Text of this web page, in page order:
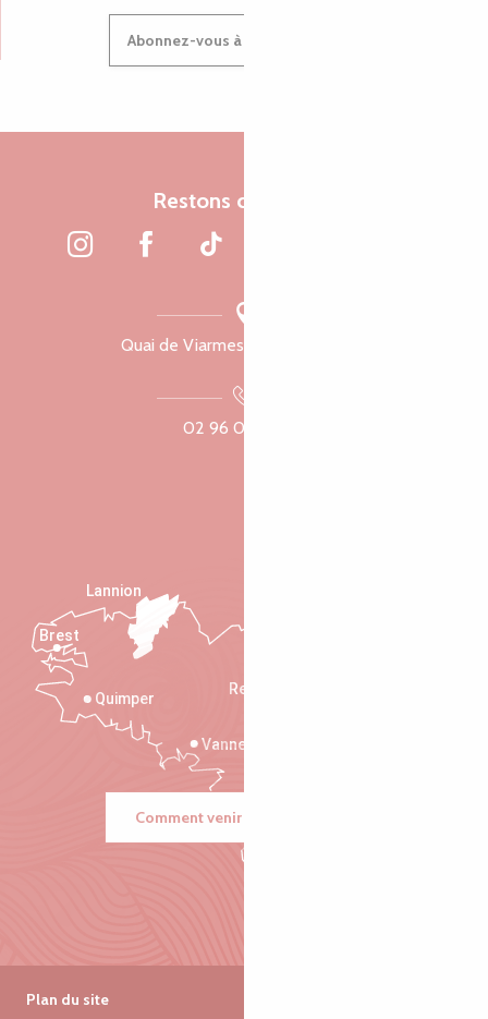
Abonnez-vous à notre newsletter
Restons connectés
Quai de Viarmes, 22300 Lannion
02 96 05 60 70
Rennes
Vannes
Quimper
Lannion
Brest
Comment venir ?
Plan du site